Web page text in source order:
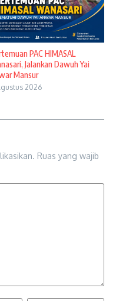
PAC HIMASAL
Jalankan Dawuh Yai
Mansur
2026
Ruas yang wajib